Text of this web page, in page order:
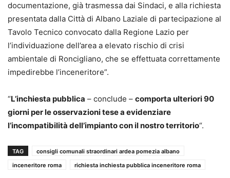
documentazione, già trasmessa dai Sindaci, e alla richiesta
presentata dalla Città di Albano Laziale di partecipazione al
Tavolo Tecnico convocato dalla Regione Lazio per
l’individuazione dell’area a elevato rischio di crisi
ambientale di Roncigliano, che se effettuata correttamente
impedirebbe l’inceneritore”.
“L’inchiesta pubblica – conclude – comporta ulteriori 90
giorni per le osservazioni tese a evidenziare
l’incompatibilità dell’impianto con il nostro territorio“.
TAG
consigli comunali straordinari ardea pomezia albano
inceneritore roma
richiesta inchiesta pubblica inceneritore roma